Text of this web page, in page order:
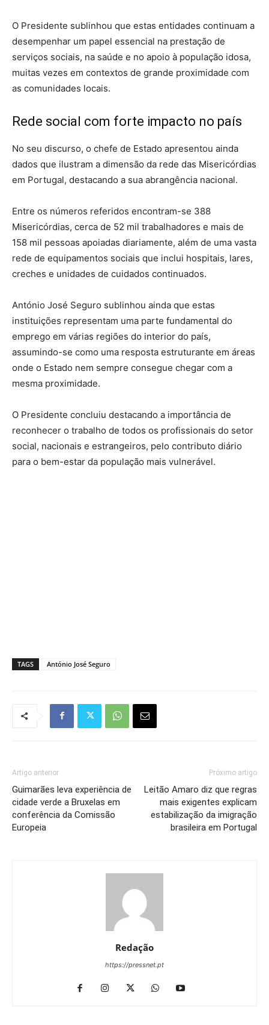
O Presidente sublinhou que estas entidades continuam a
desempenhar um papel essencial na prestação de
serviços sociais, na saúde e no apoio à população idosa,
muitas vezes em contextos de grande proximidade com
as comunidades locais.
Rede social com forte impacto no país
No seu discurso, o chefe de Estado apresentou ainda
dados que ilustram a dimensão da rede das Misericórdias
em Portugal, destacando a sua abrangência nacional.
Entre os números referidos encontram-se 388
Misericórdias, cerca de 52 mil trabalhadores e mais de
158 mil pessoas apoiadas diariamente, além de uma vasta
rede de equipamentos sociais que inclui hospitais, lares,
creches e unidades de cuidados continuados.
António José Seguro sublinhou ainda que estas
instituições representam uma parte fundamental do
emprego em várias regiões do interior do país,
assumindo-se como uma resposta estruturante em áreas
onde o Estado nem sempre consegue chegar com a
mesma proximidade.
O Presidente concluiu destacando a importância de
reconhecer o trabalho de todos os profissionais do setor
social, nacionais e estrangeiros, pelo contributo diário
para o bem-estar da população mais vulnerável.
TAGS António José Seguro
Artigo anterior
Guimarães leva experiência de
cidade verde a Bruxelas em
conferência da Comissão
Europeia
Próximo artigo
Leitão Amaro diz que regras
mais exigentes explicam
estabilização da imigração
brasileira em Portugal
Redação
https://pressnet.pt